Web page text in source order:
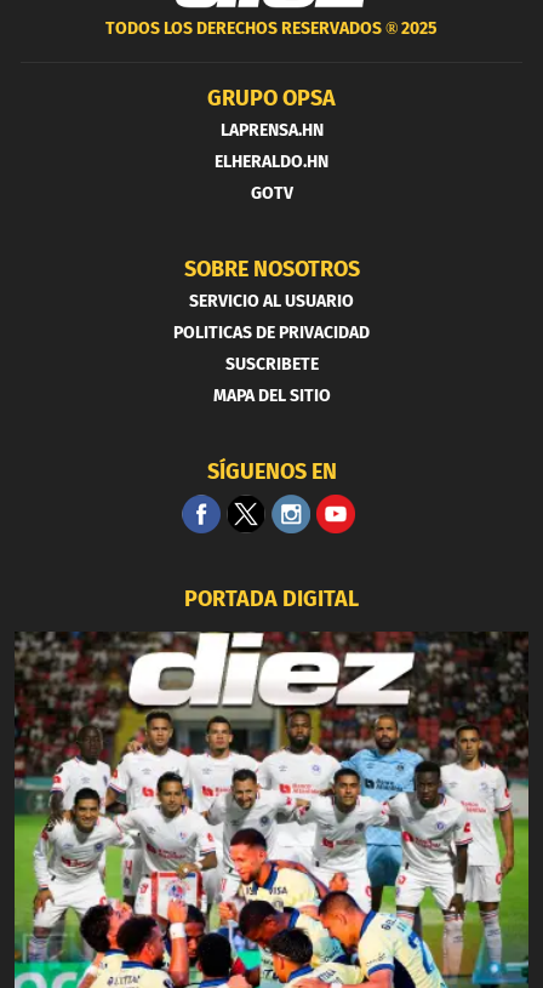
TODOS LOS DERECHOS RESERVADOS ®2025
GRUPO OPSA
LAPRENSA.HN
ELHERALDO.HN
GOTV
SOBRE NOSOTROS
SERVICIO AL USUARIO
POLITICAS DE PRIVACIDAD
SUSCRIBETE
MAPA DEL SITIO
SÍGUENOS EN
PORTADA DIGITAL